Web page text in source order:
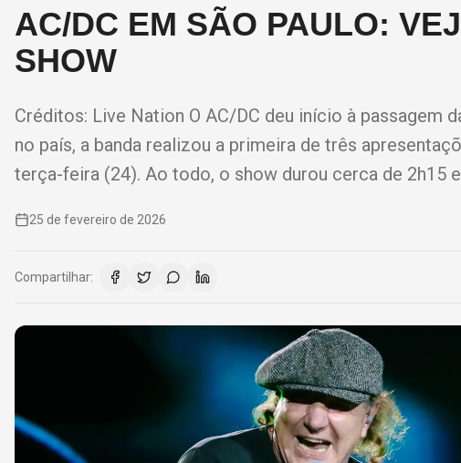
AC/DC EM SÃO PAULO:
SHOW
Créditos: Live Nation O AC/DC deu início à passagem
no país, a banda realizou a primeira de três
terça-feira (24). Ao todo, o show durou cerca de 2h15
25 de fevereiro de 2026
Compartilhar: